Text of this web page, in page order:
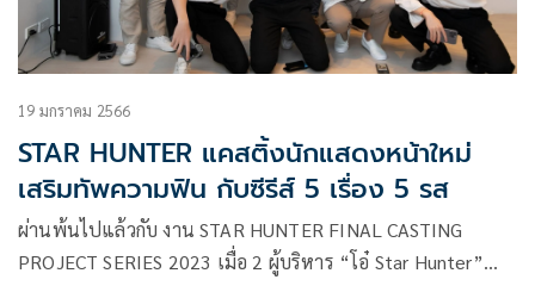
19 มกราคม 2566
STAR HUNTER แคสติ้งนักแสดงหน้าใหม่
เสริมทัพความฟิน กับซีรีส์ 5 เรื่อง 5 รส
ผ่านพ้นไปแล้วกับ งาน STAR HUNTER FINAL CASTING
PROJECT SERIES 2023 เมื่อ 2 ผู้บริหาร “โอ๋ Star Hunter”